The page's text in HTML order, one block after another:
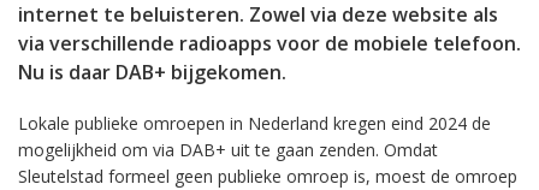
internet te beluisteren. Zowel via deze website als
via verschillende radioapps voor de mobiele telefoon.
Nu is daar DAB+ bijgekomen.
Lokale publieke omroepen in Nederland kregen eind 2024 de
mogelijkheid om via DAB+ uit te gaan zenden. Omdat
Sleutelstad formeel geen publieke omroep is, moest de omroep